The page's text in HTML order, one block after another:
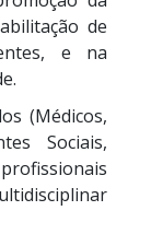
de
e na
(Médicos,
Sociais,